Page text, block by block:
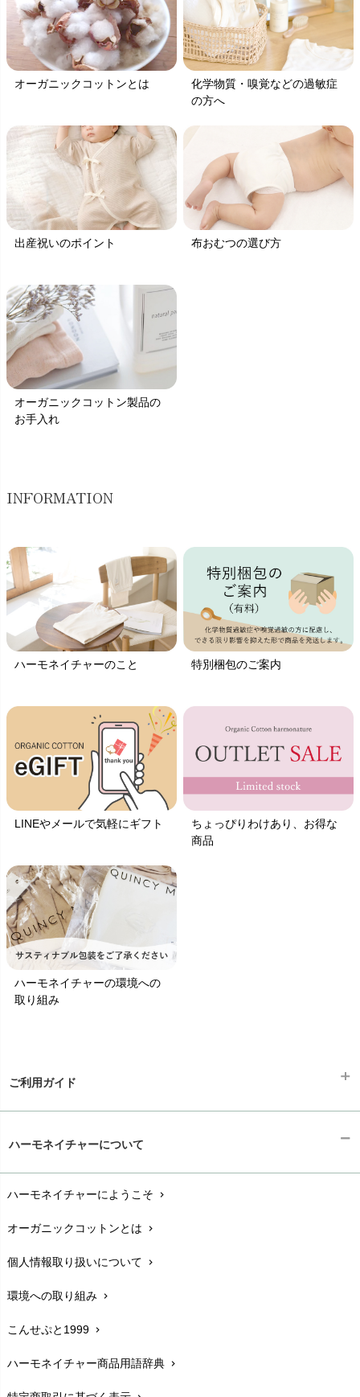
オーガニックコットンとは
化学物質・嗅覚などの過敏症
の方へ
出産祝いのポイント 布おむつの選び方
オーガニックコットン製品の
お手入れ
INFORMATION
ハーモネイチャーのこと 特別梱包のご案内
LINEやメールで気軽にギフト
ちょっぴりわけあり、お得な
商品
ハーモネイチャーの環境への
取り組み
ご利用ガイド
配送と送料chevron_right
在庫状況と発送予定chevron_right
サイズ・寸法chevron_right
生地・素材chevron_right
お手入れについて
レビューを書こうchevron_right
ハーモネイチャーについて
ハーモネイチャーにようこそ chevron_right
オーガニックコットンとは chevron_right
個人情報取り扱いについて chevron_right
環境への取り組み chevron_right
こんせぷと1999 chevron_right
ハーモネイチャー商品用語辞典 chevron_right